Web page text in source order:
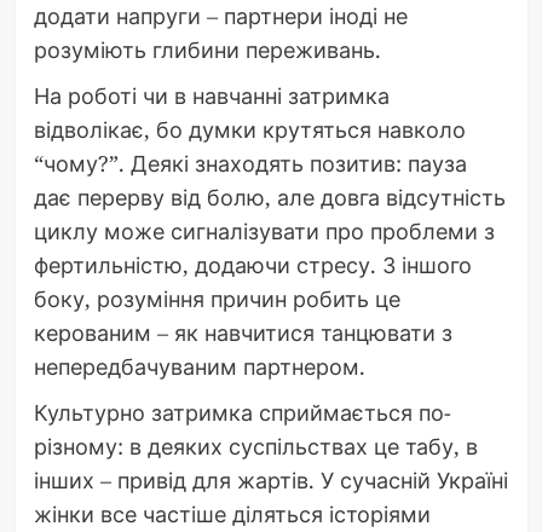
додати напруги – партнери іноді не
розуміють глибини переживань.
На роботі чи в навчанні затримка
відволікає, бо думки крутяться навколо
“чому?”. Деякі знаходять позитив: пауза
дає перерву від болю, але довга відсутність
циклу може сигналізувати про проблеми з
фертильністю, додаючи стресу. З іншого
боку, розуміння причин робить це
керованим – як навчитися танцювати з
непередбачуваним партнером.
Культурно затримка сприймається по-
різному: в деяких суспільствах це табу, в
інших – привід для жартів. У сучасній Україні
жінки все частіше діляться історіями